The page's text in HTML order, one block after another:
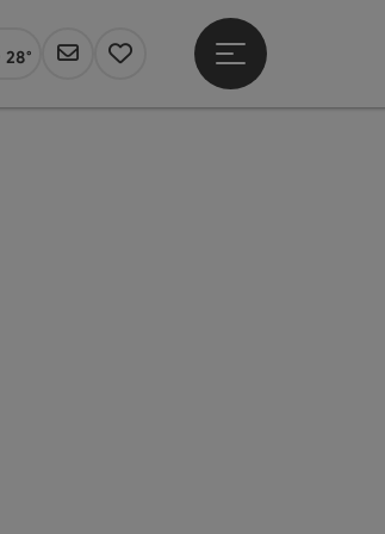
Aktuelles Wetter Linz, Sprühregen
28°
Newsletter
Merkzettel
Hauptmenü öffnen